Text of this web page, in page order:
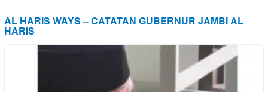
AL HARIS WAYS – CATATAN GUBERNUR JAMBI AL
HARIS